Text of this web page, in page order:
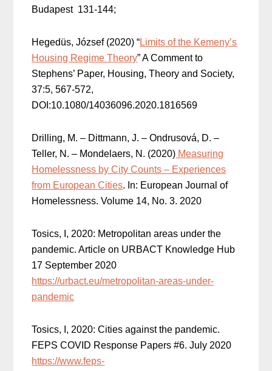
Budapest 131-144;
Hegedüs, József (2020) “Limits of the Kemeny’s
Housing Regime Theory” A Comment to
Stephens’ Paper, Housing, Theory and Society,
37:5, 567-572,
DOI:10.1080/14036096.2020.1816569
Drilling, M. – Dittmann, J. – Ondrusová, D. –
Teller, N. – Mondelaers, N. (2020) Measuring
Homelessness by City Counts – Experiences
from European Cities. In: European Journal of
Homelessness. Volume 14, No. 3. 2020
Tosics, I, 2020: Metropolitan areas under the
pandemic. Article on URBACT Knowledge Hub
17 September 2020
https://urbact.eu/metropolitan-areas-under-
pandemic
Tosics, I, 2020: Cities against the pandemic.
FEPS COVID Response Papers #6. July 2020
https://www.feps-